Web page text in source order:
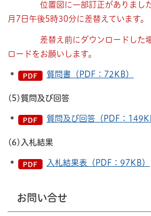
位置図に一部訂正がありまし
月7日午後5時30分に差替えています。
差替え前にダウンロードした場
ロードをお願いします。
質問書（PDF：72KB）
(5)質問及び回答
質問及び回答（PDF：
(6)入札結果
入札結果表（PDF：97KB）
お問い合せ